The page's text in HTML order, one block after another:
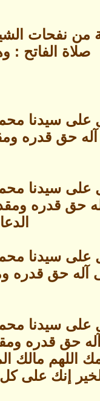
من نفحات
صلاة الفاتح :
على سيدنا
حق قدره
على سيدنا
حق قدره
على سيدنا
آله حق قدره
على سيدنا
حق قدره
اللهم مالك
إنك على